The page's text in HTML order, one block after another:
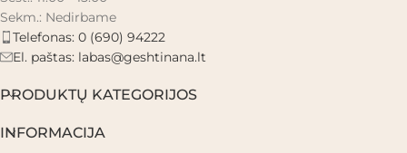
Sekm.: Nedirbame
Telefonas: 0 (690) 94222
El. paštas: labas@geshtinana.lt
PRODUKTŲ KATEGORIJOS
INFORMACIJA